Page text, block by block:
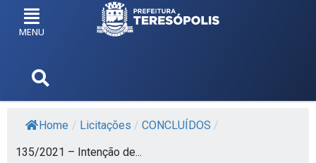
MENU
Home / Licitações / CONCLUÍDOS /
135/2021 – Intenção de...